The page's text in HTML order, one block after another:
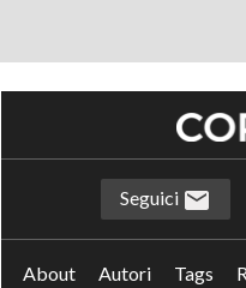
Seguici
About Autori Tags